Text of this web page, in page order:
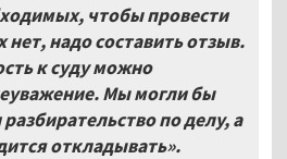
чтобы провести
нет, надо составить отзыв.
к суду можно
Мы могли бы
по делу, а
откладывать».